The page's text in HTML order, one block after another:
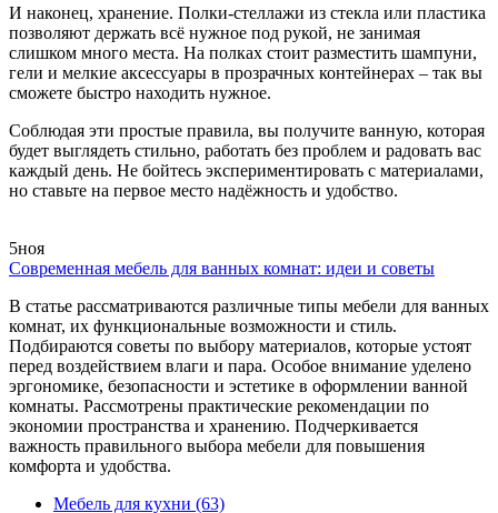
И наконец, хранение. Полки‑стеллажи из стекла или пластика
позволяют держать всё нужное под рукой, не занимая
слишком много места. На полках стоит разместить шампуни,
гели и мелкие аксессуары в прозрачных контейнерах – так вы
сможете быстро находить нужное.
Соблюдая эти простые правила, вы получите ванную, которая
будет выглядеть стильно, работать без проблем и радовать вас
каждый день. Не бойтесь экспериментировать с материалами,
но ставьте на первое место надёжность и удобство.
5ноя
Современная мебель для ванных комнат: идеи и советы
В статье рассматриваются различные типы мебели для ванных
комнат, их функциональные возможности и стиль.
Подбираются советы по выбору материалов, которые устоят
перед воздействием влаги и пара. Особое внимание уделено
эргономике, безопасности и эстетике в оформлении ванной
комнаты. Рассмотрены практические рекомендации по
экономии пространства и хранению. Подчеркивается
важность правильного выбора мебели для повышения
комфорта и удобства.
Мебель для кухни (63)